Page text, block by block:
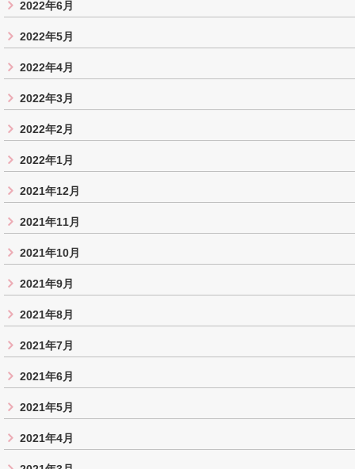
2022年6月
2022年5月
2022年4月
2022年3月
2022年2月
2022年1月
2021年12月
2021年11月
2021年10月
2021年9月
2021年8月
2021年7月
2021年6月
2021年5月
2021年4月